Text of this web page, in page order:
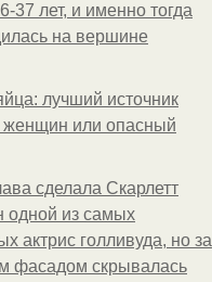
37 лет, и именно тогда
на вершине
лучший источник
женщин или опасный
сделала Скарлетт
одной из самых
актрис голливуда, но за
фасадом скрывалась